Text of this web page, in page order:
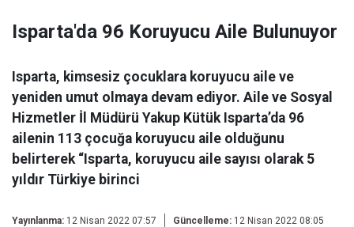
Isparta'da 96 Koruyucu Aile Bulunuyor
Isparta, kimsesiz çocuklara koruyucu aile ve
yeniden umut olmaya devam ediyor. Aile ve Sosyal
Hizmetler İl Müdürü Yakup Kütük Isparta’da 96
ailenin 113 çocuğa koruyucu aile olduğunu
belirterek “Isparta, koruyucu aile sayısı olarak 5
yıldır Türkiye birinci
Yayınlanma: 12 Nisan 2022 07:57 Güncelleme: 12 Nisan 2022 08:05